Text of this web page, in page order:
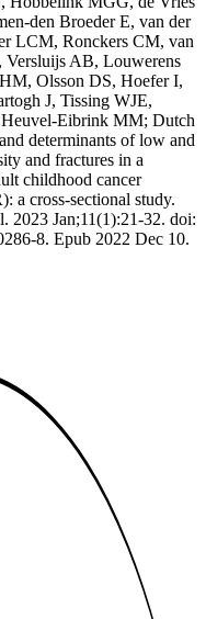
den Broeder E, van der
LCM, Ronckers CM, van
AB, Louwerens
Olsson DS, Hoefer I,
J, Tissing WJE,
Eibrink MM; Dutch
determinants of low and
and fractures in a
childhood cancer
a cross-sectional study.
2023 Jan;11(1):21-32. doi:
8. Epub 2022 Dec 10.